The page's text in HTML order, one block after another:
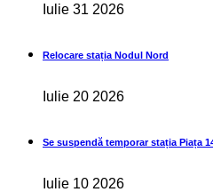
Iulie 31 2026
Relocare stația Nodul Nord
Iulie 20 2026
Se suspendă temporar stația Piața
Iulie 10 2026